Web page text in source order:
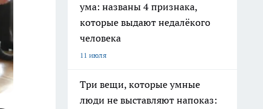
ума: названы 4 признака,
которые выдают недалёкого
человека
11 июля
Три вещи, которые умные
люди не выставляют напоказ: